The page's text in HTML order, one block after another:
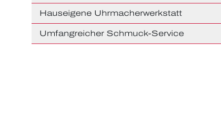
Hauseigene Uhrmacherwerkstatt
Umfangreicher Schmuck-Service